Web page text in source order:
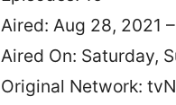
Aired: Aug 28, 2021
Aired On: Saturday,
Original Network: